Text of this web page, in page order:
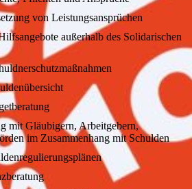
von Leistungsansprüchen
außerhalb des Solidarischen
mit Gläubigern, Arbeitgebern,
im Zusammenhang mit Schulden